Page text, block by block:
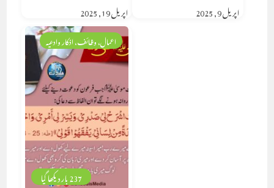
اپریل 19, 2025 اپریل 9, 2025
237 بار دیکھا گیا
اعمال، وظائف، اذکار وادعیہ